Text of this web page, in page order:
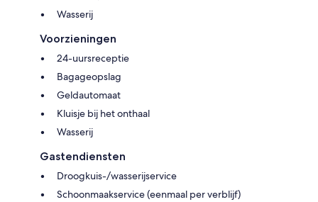
Wasserij
Voorzieningen
24-uursreceptie
Bagageopslag
Geldautomaat
Kluisje bij het onthaal
Wasserij
Gastendiensten
Droogkuis-/wasserijservice
Schoonmaakservice (eenmaal per verblijf)